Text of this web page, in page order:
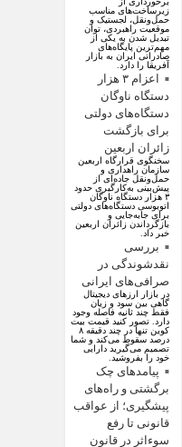
زیرساخت‌های مناسب
حمل‌ونقل، لجستیک و
موقعیت راهبردی، توان
تبدیل شدن به یکی از
مهم‌ترین پایگاه‌های
صادراتی ایران به بازار
آفریقا را دارد.
اعزام ۳ هزار
دستگاه ناوگان
دستگاه‌های دولتی
برای بازگشت
زائران اربعین
سخنگوی قرارگاه اربعین
سازمان راهداری و
حمل‌ونقل جاده‌ای از
پیش‌بینی به‌کارگیری حدود
۳ هزار دستگاه ناوگان
اتوبوسی دستگاه‌های دولتی
برای جابه‌جایی و
بازگرداندن زائران اربعین
خبر داد.
بررسی
نقدشوندگی در
صرافی‌های ایرانی
در بازار ارزهای دیجیتال
گاهی بین سود و زیان
فقط چند ثانیه فاصله وجود
دارد. تصور کنید قیمت بیت
کوین تنها در چند دقیقه ۸
درصد سقوط می‌کند و شما
تصمیم می‌گیرید دارایی
خود را بفروشید.
پیامد‌های چک
برگشتی و راه‌های
پیشگیری؛ از عواقب
قانونی تا رفع
سوءاثر در قانون